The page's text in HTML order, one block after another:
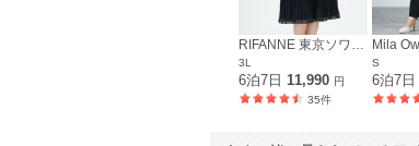
RIFANNE 東京ソワール
3L
6泊7日 11,990 円
35件
Mila
S
6泊7